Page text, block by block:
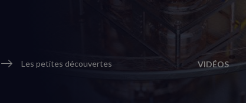
VIDÉOS
Les petites découvertes